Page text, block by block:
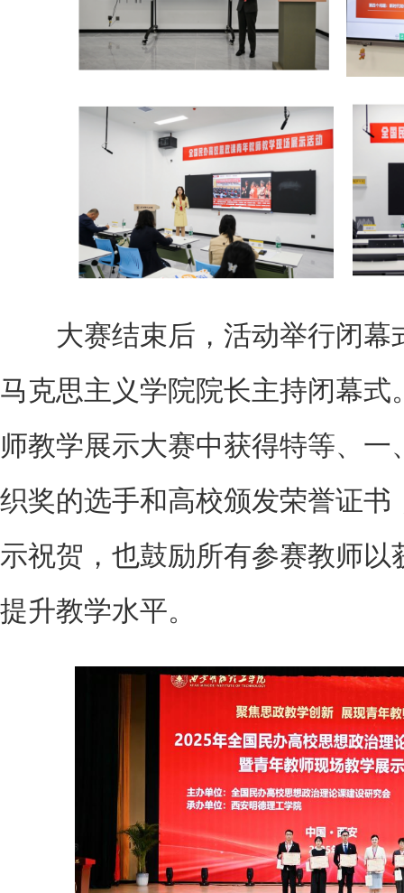
大赛结束后，活动举行闭幕
马克思主义学院院长主持闭幕式
师教学展示大赛中获得特等、
织奖的选手和高校颁发荣誉证书
示祝贺，也鼓励所有参赛教师以
提升教学水平。